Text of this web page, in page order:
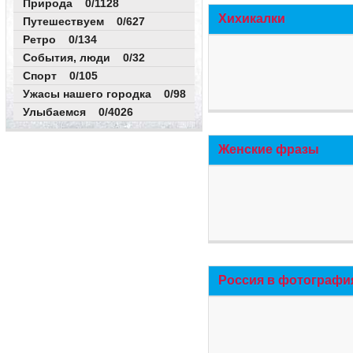
Природа 0/1128
Путешествуем 0/627
Ретро 0/134
События, люди 0/32
Спорт 0/105
Ужасы нашего городка 0/98
Улыбаемся 0/4026
Хихикалки
Женские фразы
Россия в